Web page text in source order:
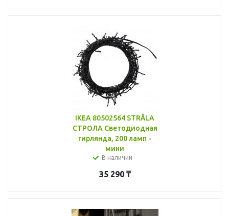
IKEA 80502564 STRÅLA
СТРОЛА Светодиодная
гирлянда, 200 ламп -
мини
В наличии
35 290₸